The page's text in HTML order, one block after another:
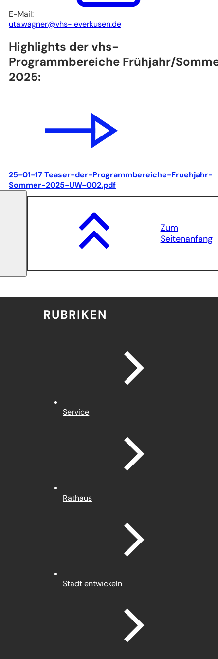
E-Mail:
uta.wagner
vhs-leverkusende
Highlights der vhs-
Programmbereiche Frühjahr/
2025:
25-01-17 Teaser-der-Programmbereiche-Fruehjahr-
Sommer-2025-UW-002.pdf
Zum
Seitenanfang
RUBRIKEN
Service
Rathaus
Stadt entwickeln